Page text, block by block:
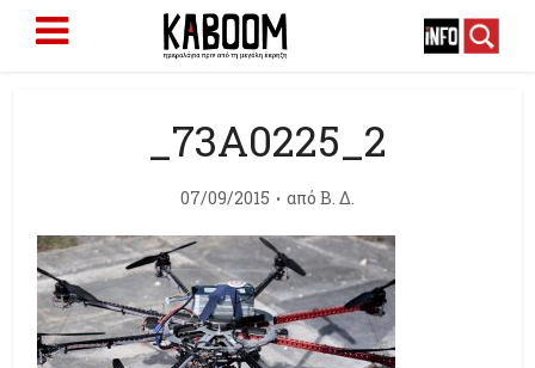
_73A0225_2
07/09/2015 από Β. Δ.